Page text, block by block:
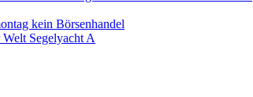
kein Börsenhandel
Segelyacht A